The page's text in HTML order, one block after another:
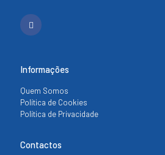
Informações
Quem Somos
Política de Cookies
Política de Privacidade
Contactos